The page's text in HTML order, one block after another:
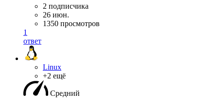
2 подписчика
26 июн.
1350 просмотров
1
ответ
Linux
+2 ещё
Средний